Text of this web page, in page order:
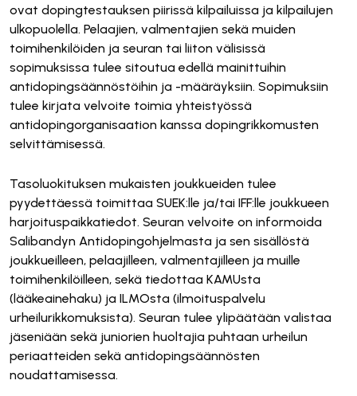
ovat dopingtestauksen piirissä kilpailuissa ja kilpailujen
ulkopuolella. Pelaajien, valmentajien sekä muiden
toimihenkilöiden ja seuran tai liiton välisissä
sopimuksissa tulee sitoutua edellä mainittuihin
antidopingsäännöstöihin ja -määräyksiin. Sopimuksiin
tulee kirjata velvoite toimia yhteistyössä
antidopingorganisaation kanssa dopingrikkomusten
selvittämisessä.
Tasoluokituksen mukaisten joukkueiden tulee
pyydettäessä toimittaa SUEK:lle ja/tai IFF:lle joukkueen
harjoituspaikkatiedot. Seuran velvoite on informoida
Salibandyn Antidopingohjelmasta ja sen sisällöstä
joukkueilleen, pelaajilleen, valmentajilleen ja muille
toimihenkilöilleen, sekä tiedottaa KAMUsta
(lääkeainehaku) ja ILMOsta (ilmoituspalvelu
urheilurikkomuksista). Seuran tulee ylipäätään valistaa
jäseniään sekä juniorien huoltajia puhtaan urheilun
periaatteiden sekä antidopingsäännösten
noudattamisessa.